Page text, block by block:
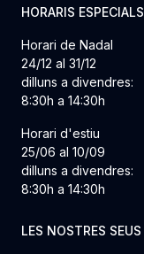
HORARIS ESPECIALS
Horari de Nadal
24/12 al 31/12
dilluns a divendres:
8:30h a 14:30h
Horari d'estiu
25/06 al 10/09
dilluns a divendres:
8:30h a 14:30h
LES NOSTRES SEUS